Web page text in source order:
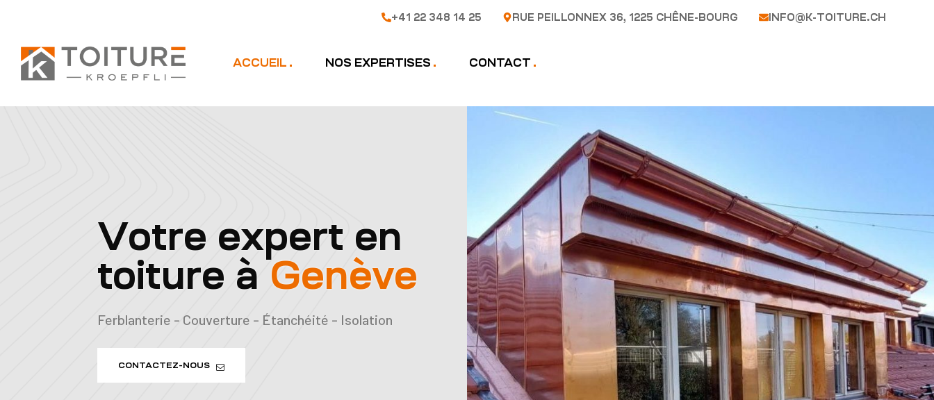
+41 22 348 14 25 RUE PEILLONNEX 36, 1225 CHÊNE-BOURG INFO@K-TOITURE.CH
ACCUEIL NOS EXPERTISES CONTACT
Votre expert en
toiture àGenève
Ferblanterie - Couverture - Étanchéité - Isolation
CONTACTEZ-NOUS